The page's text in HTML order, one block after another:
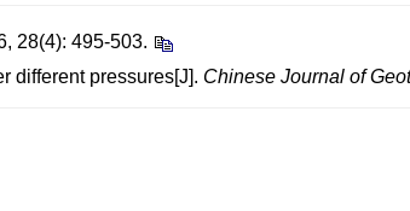
28(4): 495-503.
different pressures[J]. Chinese Journal of